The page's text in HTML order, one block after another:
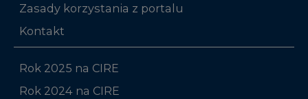
Zasady korzystania z portalu
Kontakt
Rok 2025 na CIRE
Rok 2024 na CIRE